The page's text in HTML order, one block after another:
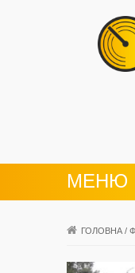
МЕНЮ
ГОЛОВНА /